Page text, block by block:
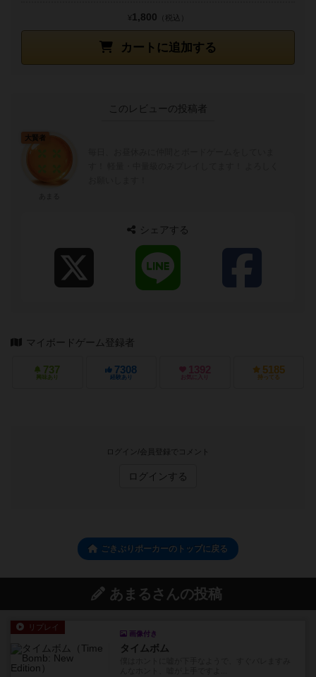
カートに追加する
¥1,800 （税込）
このレビューの投稿者
大賢者
シェアする
マイボードゲーム登録者
737
興味あり
7308
経験あり
1392
お気に入り
5185
持ってる
ログイン/会員登録でコメント
ログインする
ごきぶりポーカーのトップに戻る
あまるさんの投稿
リプレイ
画像付き
タイムボム